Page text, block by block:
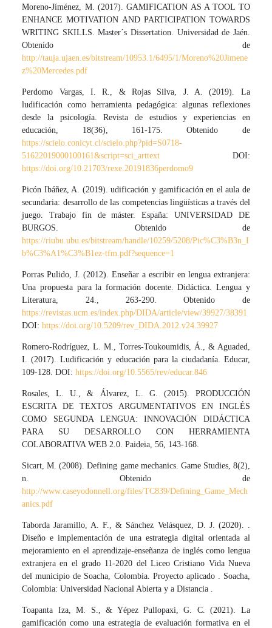
Moreno-Jíménez, M. (2017). GAMIFICATION AS A TOOL TO
ENHANCE MOTIVATION AND PARTICIPATION TOWARDS
WRITING SKILLS. Master´s Dissertation. Universidad de Jaén.
Obtenido de
http://tauja.ujaen.es/bitstream/10953.1/6495/1/Moreno%20Jimene
z%20Mercedes.pdf
Perdomo Vargas, I. R., & Rojas Silva, J. A. (2019). La
ludificación como herramienta pedagógica: algunas reflexiones
desde la psicología. Revista de estudios y experiencias en
educación, 18(36), 161-175. Obtenido de
https://scielo.conicyt.cl/scielo.php?pid=S0718-
51622019000100161&script=sci_arttext DOI:
https://doi.org/10.21703/rexe.20191836perdomo9
Picón Ibáñez, A. (2019). udificación y gamificación en el aula de
secundaria: desarrollo de las competencias lingüísticas a través del
juego. Trabajo fin de máster. España: UNIVERSIDAD DE
BURGOS. Obtenido de
https://riubu.ubu.es/bitstream/handle/10259/5208/Pic%C3%B3n_I
b%C3%A1%C3%B1ez-tfm.pdf?sequence=1
Porras Pulido, J. (2012). Enseñar a escribir en lengua extranjera:
Una propuesta para la formación docente. Didáctica. Lengua y
Literatura, 24., 263-290. Obtenido de
https://revistas.ucm.es/index.php/DIDA/article/view/39927/38391
DOI:https://doi.org/10.5209/rev_DIDA.2012.v24.39927
Romero-Rodríguez, L. M., Torres-Toukoumidis, Á., & Aguaded,
I. (2017). Ludificación y educación para la ciudadanía. Educar,
109-128. DOI:https://doi.org/10.5565/rev/educar.846
Rosales, L. U., & Álvarez, L. G. (2015). PRODUCCIÓN
ESCRITA DE TEXTOS ARGUMENTATIVOS EN INGLÉS
COMO SEGUNDA LENGUA: INNOVACIÓN DIDÁCTICA
PARA SU DESARROLLO CON HERRAMIENTA
COLABORATIVA WEB 2.0. Paideia, 56, 143-168.
Sicart, M. (2008). Defining game mechanics. Game Studies, 8(2),
n. Obtenido de
http://www.caseyodonnell.org/files/TC839/Defining_Game_Mech
anics.pdf
Taborda Jaramillo, A. F., & Sánchez Velásquez, D. J. (2020). .
Diseño e implementación de una estrategia digital orientada al
mejoramiento en el aprendizaje-enseñanza de inglés como lengua
extranjera en el grado 11-2020 del Liceo Cristiano Vida Nueva
del municipio de Soacha, Colombia. Proyecto aplicado . Soacha,
Colombia: Universidad Nacional Abierta y a Distancia .
Toapanta Iza, M. S., & Yépez Pullopaxi, G. C. (2021). La
gamificación como una estrategia de evaluación formativa en el